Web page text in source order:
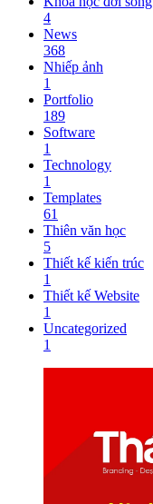
4
News
368
Nhiếp ảnh
1
Portfolio
189
Software
1
Technology
1
Templates
61
Thiên văn học
5
Thiết kế kiến trúc
1
Thiết kế Website
1
Uncategorized
1